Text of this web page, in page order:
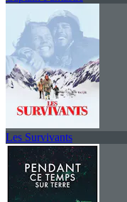
Les Survivants